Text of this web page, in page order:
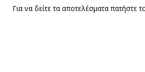
Για να δείτε τα αποτελέσματα πατήστε